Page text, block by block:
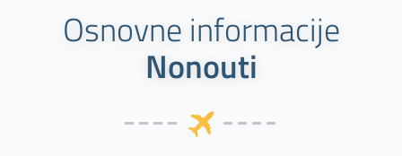
Osnovne informacije
Nonouti